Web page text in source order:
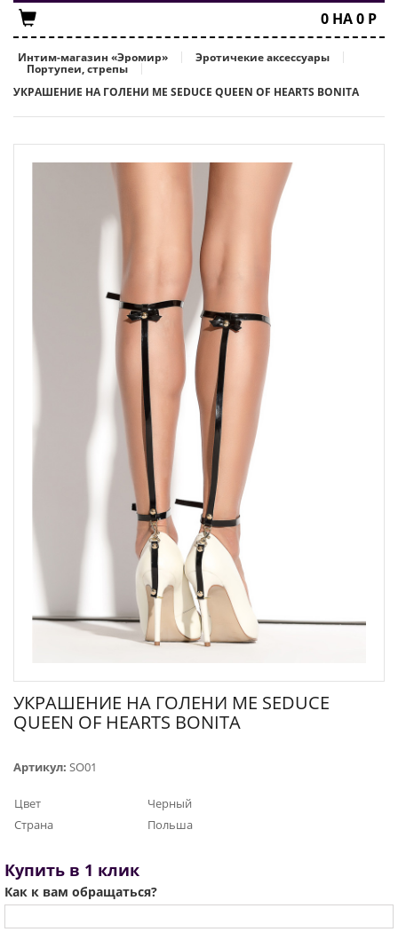
0 НА0 Р
Интим-магазин «Эромир» Эротичекие аксессуары
Портупеи, стрепы
УКРАШЕНИЕ НА ГОЛЕНИ ME SEDUCE QUEEN OF HEARTS BONITA
УКРАШЕНИЕ НА ГОЛЕНИ ME SEDUCE
QUEEN OF HEARTS BONITA
Артикул: SO01
Цвет
Черный
Страна
Польша
Купить в 1 клик
Как к вам обращаться?